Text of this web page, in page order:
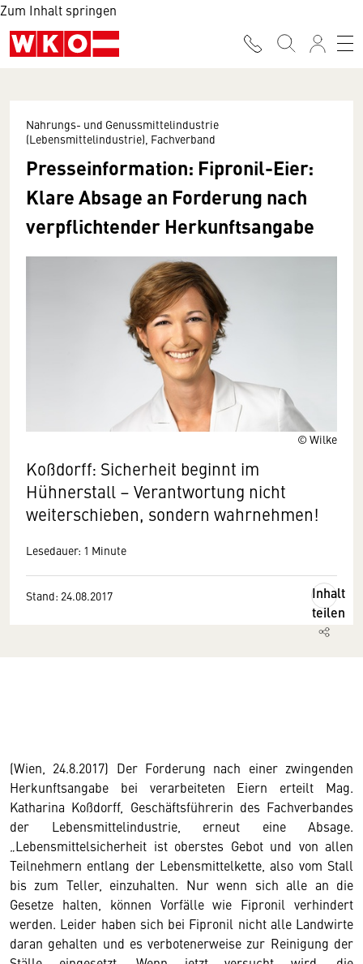
Zum Inhalt springen
© Wilke
Nahrungs- und Genussmittelindustrie
(Lebensmittelindustrie), Fachverband
Presseinformation: Fipronil-Eier:
Klare Absage an Forderung nach
verpflichtender Herkunftsangabe
Koßdorff: Sicherheit beginnt im
Hühnerstall – Verantwortung nicht
weiterschieben, sondern wahrnehmen!
Lesedauer: 1 Minute
Stand: 24.08.2017
Inhalt
teilen
(Wien, 24.8.2017) Der Forderung nach einer zwingenden
Herkunftsangabe bei verarbeiteten Eiern erteilt Mag.
Katharina Koßdorff, Geschäftsführerin des Fachverbandes
der Lebensmittelindustrie, erneut eine Absage.
„Lebensmittelsicherheit ist oberstes Gebot und von allen
Teilnehmern entlang der Lebensmittelkette, also vom Stall
bis zum Teller, einzuhalten. Nur wenn sich alle an die
Gesetze halten, können Vorfälle wie Fipronil verhindert
werden. Leider haben sich bei Fipronil nicht alle Landwirte
daran gehalten und es verbotenerweise zur Reinigung der